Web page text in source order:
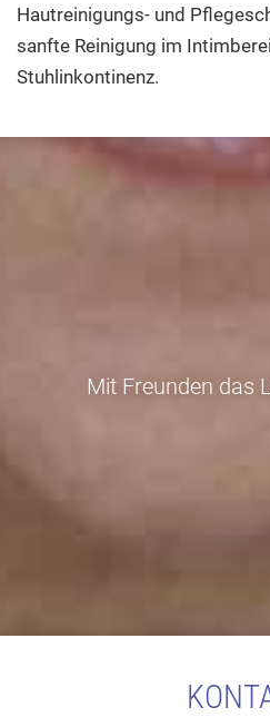
Hautreinigungs- und
sanfte Reinigung im
Stuhlinkontinenz.
Mit Freunden das